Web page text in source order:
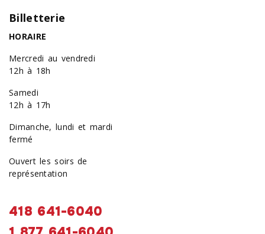
Billetterie
HORAIRE
Mercredi au vendredi
12h à 18h
Samedi
12h à 17h
Dimanche, lundi et mardi
fermé
Ouvert les soirs de
représentation
418 641-6040